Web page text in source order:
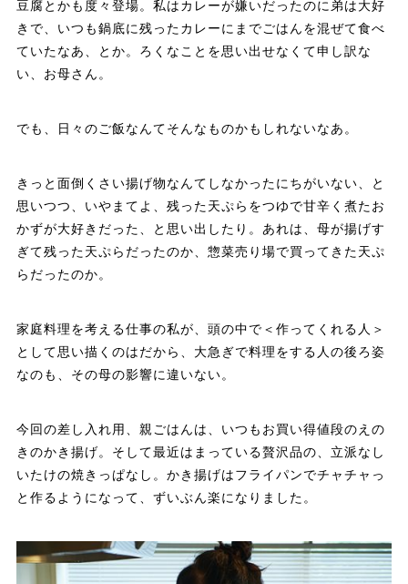
豆腐とかも度々登場。私はカレーが嫌いだったのに弟は大好
きで、いつも鍋底に残ったカレーにまでごはんを混ぜて食べ
ていたなあ、とか。ろくなことを思い出せなくて申し訳な
い、お母さん。
でも、日々のご飯なんてそんなものかもしれないなあ。
きっと面倒くさい揚げ物なんてしなかったにちがいない、と
思いつつ、いやまてよ、残った天ぷらをつゆで甘辛く煮たお
かずが大好きだった、と思い出したり。あれは、母が揚げす
ぎて残った天ぷらだったのか、惣菜売り場で買ってきた天ぷ
らだったのか。
家庭料理を考える仕事の私が、頭の中で＜作ってくれる人＞
として思い描くのはだから、大急ぎで料理をする人の後ろ姿
なのも、その母の影響に違いない。
今回の差し入れ用、親ごはんは、いつもお買い得値段のえの
きのかき揚げ。そして最近はまっている贅沢品の、立派なし
いたけの焼きっぱなし。かき揚げはフライパンでチャチャっ
と作るようになって、ずいぶん楽になりました。